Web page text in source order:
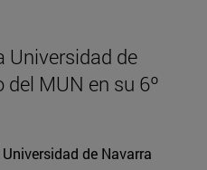
Universidad de
MUN en su 6º
de Navarra